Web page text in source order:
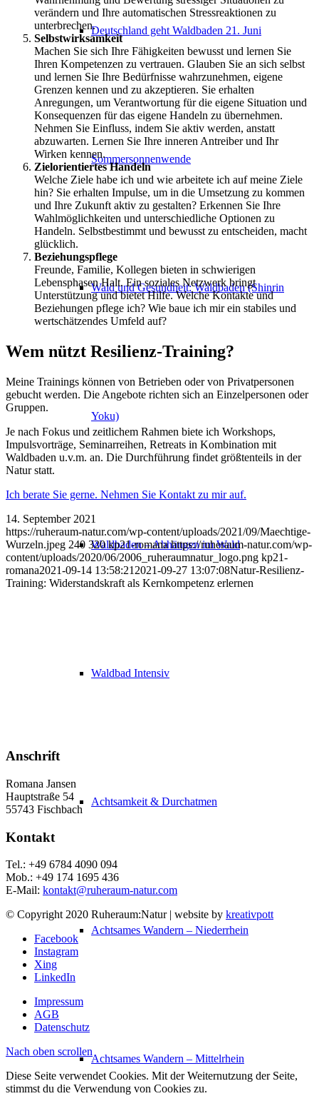
Deutschland geht Waldbaden 21. Juni
Sommersonnenwende
Wald und Gesundheit: Waldbaden (Shinrin
Yoku)
Waldbaden – Abhängen im Wald
Waldbad Intensiv
Achtsamkeit & Durchatmen
Achtsames Wandern – Niederrhein
Achtsames Wandern – Mittelrhein
verändern und Ihre automatischen Stressreaktionen zu
unterbrechen.
Selbstwirksamkeit
Machen Sie sich Ihre Fähigkeiten bewusst und lernen Sie
Ihren Kompetenzen zu vertrauen. Glauben Sie an sich selbst
und lernen Sie Ihre Bedürfnisse wahrzunehmen, eigene
Grenzen kennen und zu akzeptieren. Sie erhalten
Anregungen, um Verantwortung für die eigene Situation und
Konsequenzen für das eigene Handeln zu übernehmen.
Nehmen Sie Einfluss, indem Sie aktiv werden, anstatt
abzuwarten. Lernen Sie Ihre inneren Antreiber und Ihr
Wirken kennen.
Zielorientiertes Handeln
Welche Ziele habe ich und wie arbeitete ich auf meine Ziele
hin? Sie erhalten Impulse, um in die Umsetzung zu kommen
und Ihre Zukunft aktiv zu gestalten? Erkennen Sie Ihre
Wahlmöglichkeiten und unterschiedliche Optionen zu
Handeln. Selbstbestimmt und bewusst zu entscheiden, macht
glücklich.
Beziehungspflege
Freunde, Familie, Kollegen bieten in schwierigen
Lebensphasen Halt. Ein soziales Netzwerk bringt
Unterstützung und bietet Hilfe. Welche Kontakte und
Beziehungen pflege ich? Wie baue ich mir ein stabiles und
wertschätzendes Umfeld auf?
Wem nützt Resilienz-Training?
Meine Trainings können von Betrieben oder von Privatpersonen
gebucht werden. Die Angebote richten sich an Einzelpersonen oder
Gruppen.
Je nach Fokus und zeitlichem Rahmen biete ich Workshops,
Impulsvorträge, Seminarreihen, Retreats in Kombination mit
Waldbaden u.v.m. an. Die Durchführung findet größtenteils in der
Natur statt.
Ich berate Sie gerne. Nehmen Sie Kontakt zu mir auf.
14. September 2021
https://ruheraum-natur.com/wp-content/uploads/2021/09/Maechtige-
Wurzeln.jpeg 240 320 kp21-romana https://ruheraum-natur.com/wp-
content/uploads/2020/06/2006_ruheraumnatur_logo.png kp21-
romana2021-09-14 13:58:21 2021-09-27 13:07:08Natur-Resilienz-
Training: Widerstandskraft als Kernkompetenz erlernen
Anschrift
Romana Jansen
Hauptstraße 54
55743 Fischbach
Kontakt
Tel.: +49 6784 4090 094
Mob.: +49 174 1695 436
E-Mail: kontakt@ruheraum-natur.com
© Copyright 2020 Ruheraum:Natur | website by kreativpott
Facebook
Instagram
Xing
LinkedIn
Impressum
AGB
Datenschutz
Nach oben scrollen
Diese Seite verwendet Cookies. Mit der Weiternutzung der Seite,
stimmst du die Verwendung von Cookies zu.